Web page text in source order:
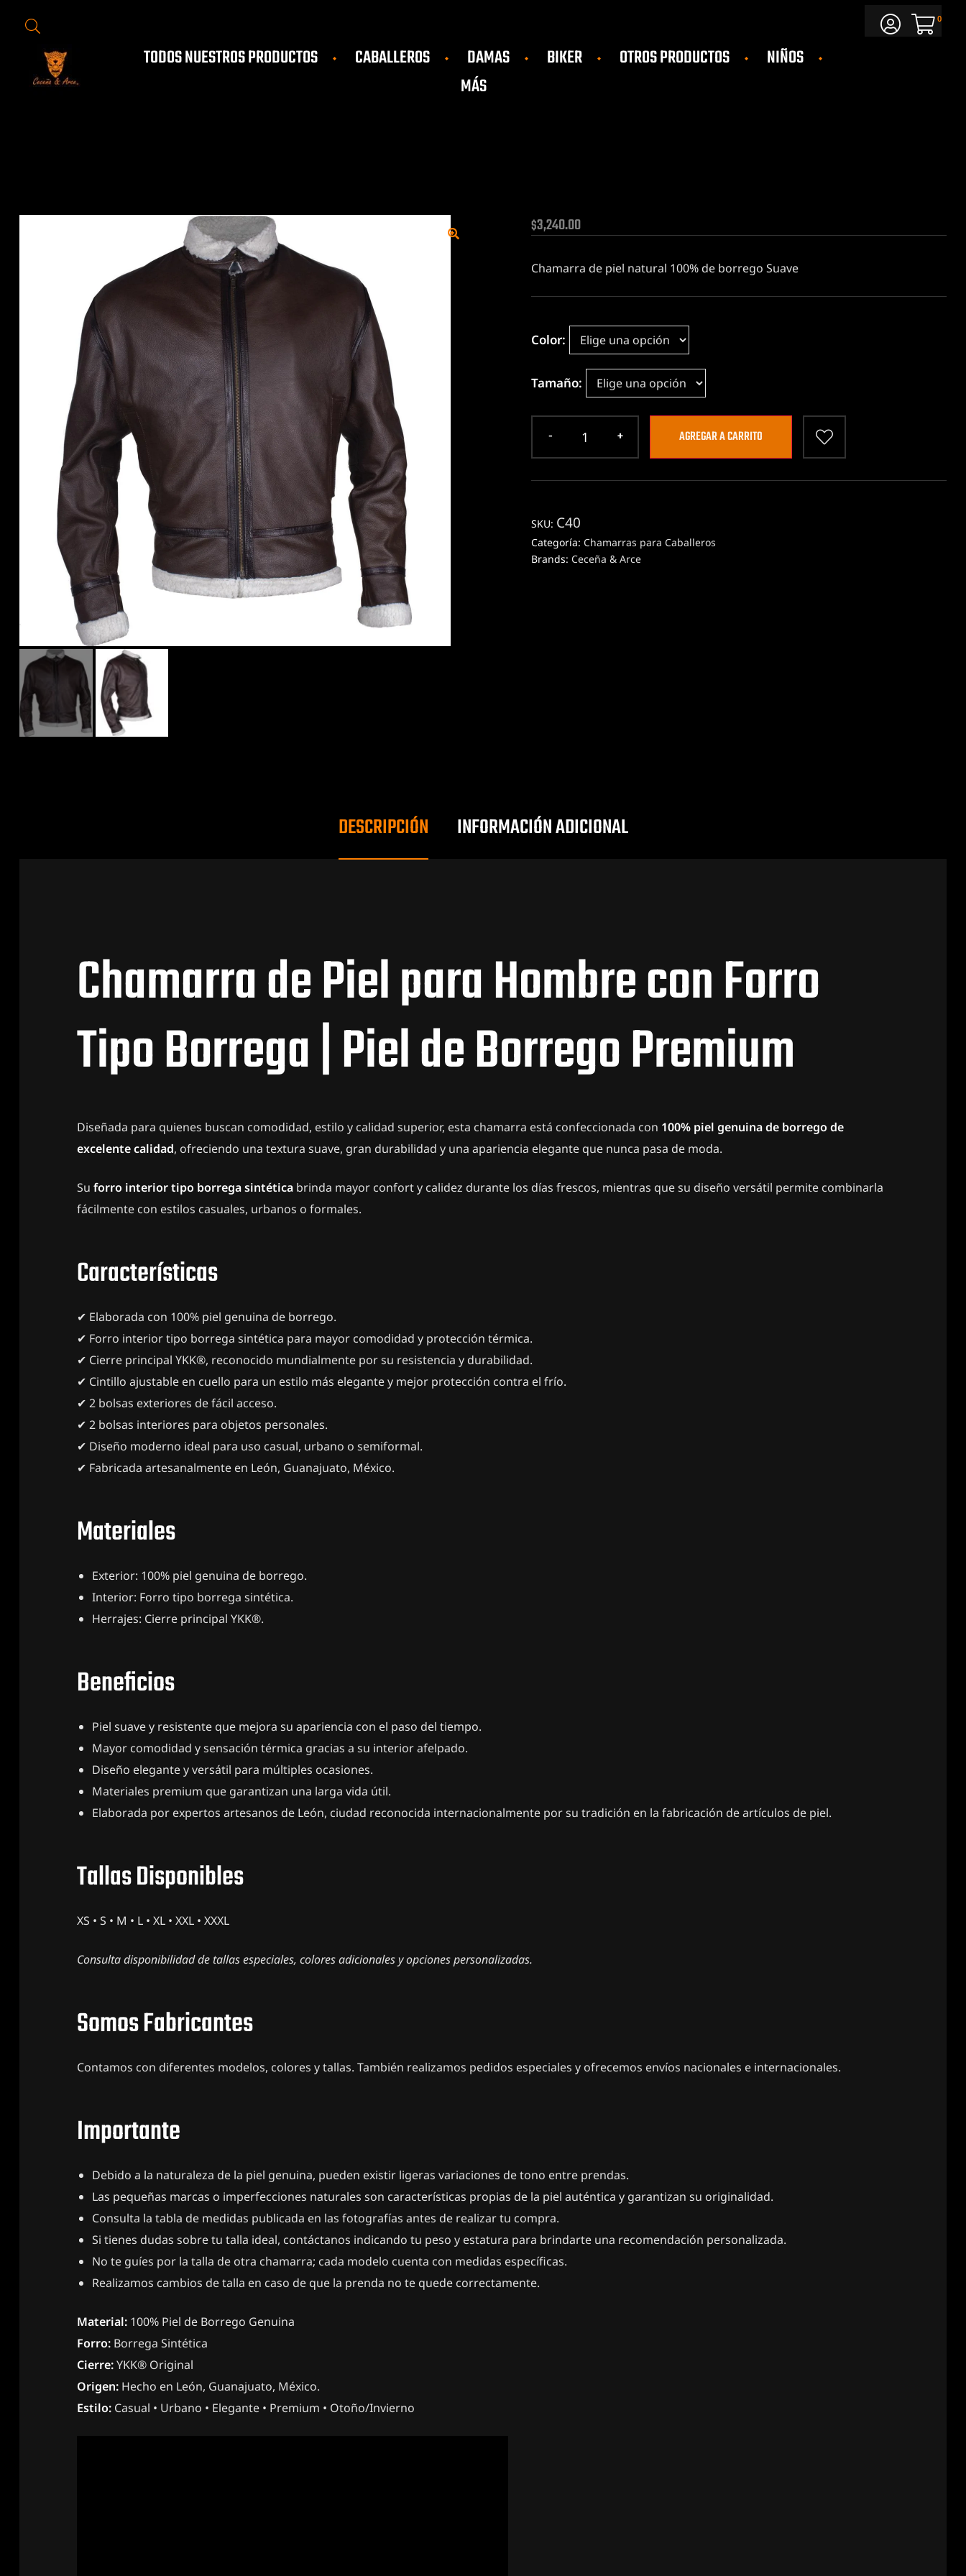
0
TODOS NUESTROS PRODUCTOS CABALLEROS DAMAS BIKER OTROS PRODUCTOS
NIÑOS
MÁS
$3,240.00
Chamarra de piel natural 100% de borrego Suave
Color
Tamaño
AGREGAR A CARRITO
SKU: C40
Categoría:Chamarras para Caballeros
Brands:Ceceña & Arce
DESCRIPCIÓN INFORMACIÓN ADICIONAL
Chamarra de Piel para Hombre con Forro
Tipo Borrega | Piel de Borrego Premium
Diseñada para quienes buscan comodidad, estilo y calidad superior, esta chamarra está confeccionada con 100% piel genuina de borrego de
excelente calidad, ofreciendo una textura suave, gran durabilidad y una apariencia elegante que nunca pasa de moda.
Su forro interior tipo borrega sintética brinda mayor confort y calidez durante los días frescos, mientras que su diseño versátil permite combinarla
fácilmente con estilos casuales, urbanos o formales.
Características
✔ Elaborada con 100% piel genuina de borrego.
✔ Forro interior tipo borrega sintética para mayor comodidad y protección térmica.
✔ Cierre principal YKK®, reconocido mundialmente por su resistencia y durabilidad.
✔ Cintillo ajustable en cuello para un estilo más elegante y mejor protección contra el frío.
✔ 2 bolsas exteriores de fácil acceso.
✔ 2 bolsas interiores para objetos personales.
✔ Diseño moderno ideal para uso casual, urbano o semiformal.
✔ Fabricada artesanalmente en León, Guanajuato, México.
Materiales
Exterior: 100% piel genuina de borrego.
Interior: Forro tipo borrega sintética.
Herrajes: Cierre principal YKK®.
Beneficios
Piel suave y resistente que mejora su apariencia con el paso del tiempo.
Mayor comodidad y sensación térmica gracias a su interior afelpado.
Diseño elegante y versátil para múltiples ocasiones.
Materiales premium que garantizan una larga vida útil.
Elaborada por expertos artesanos de León, ciudad reconocida internacionalmente por su tradición en la fabricación de artículos de piel.
Tallas Disponibles
XS • S • M • L • XL • XXL • XXXL
Consulta disponibilidad de tallas especiales, colores adicionales y opciones personalizadas.
Somos Fabricantes
Contamos con diferentes modelos, colores y tallas. También realizamos pedidos especiales y ofrecemos envíos nacionales e internacionales.
Importante
Debido a la naturaleza de la piel genuina, pueden existir ligeras variaciones de tono entre prendas.
Las pequeñas marcas o imperfecciones naturales son características propias de la piel auténtica y garantizan su originalidad.
Consulta la tabla de medidas publicada en las fotografías antes de realizar tu compra.
Si tienes dudas sobre tu talla ideal, contáctanos indicando tu peso y estatura para brindarte una recomendación personalizada.
No te guíes por la talla de otra chamarra; cada modelo cuenta con medidas específicas.
Realizamos cambios de talla en caso de que la prenda no te quede correctamente.
Material: 100% Piel de Borrego Genuina
Forro: Borrega Sintética
Cierre:YKK® Original
Origen: Hecho en León, Guanajuato, México.
Estilo: Casual • Urbano • Elegante • Premium • Otoño/Invierno